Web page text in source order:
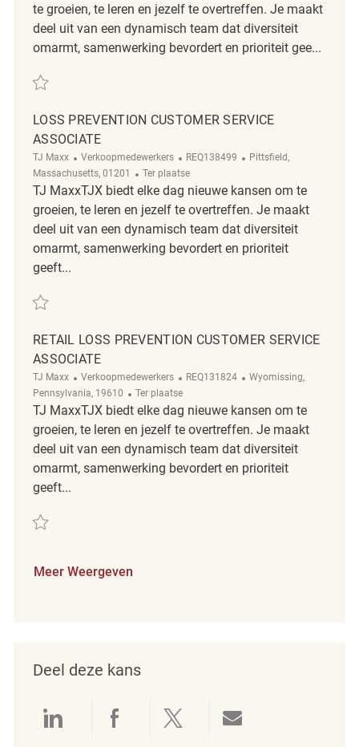
te groeien, te leren en jezelf te overtreffen. Je maakt
deel uit van een dynamisch team dat diversiteit
omarmt, samenwerking bevordert en prioriteit gee...
Redden Loss Prevention Customer Service Associate REQ138685
LOSS PREVENTION CUSTOMER SERVICE
ASSOCIATE
TJ Maxx Categorie
Verkoopmedewerkers ReqId
REQ138499 Plaats
Pittsfield,
Massachusetts, 01201
Afgelegen
Ter plaatse
TJ MaxxTJX biedt elke dag nieuwe kansen om te
groeien, te leren en jezelf te overtreffen. Je maakt
deel uit van een dynamisch team dat diversiteit
omarmt, samenwerking bevordert en prioriteit
geeft...
Redden Loss Prevention Customer Service Associate REQ138499
RETAIL LOSS PREVENTION CUSTOMER SERVICE
ASSOCIATE
TJ Maxx Categorie
Verkoopmedewerkers ReqId
REQ131824 Plaats
Wyomissing,
Pennsylvania, 19610
Afgelegen
Ter plaatse
TJ MaxxTJX biedt elke dag nieuwe kansen om te
groeien, te leren en jezelf te overtreffen. Je maakt
deel uit van een dynamisch team dat diversiteit
omarmt, samenwerking bevordert en prioriteit
geeft...
Redden Retail Loss Prevention Customer Service Associate REQ131824
Meer Weergeven
Deel deze kans
Delen via LinkedIn
Delen via Facebook
Delen via twitter